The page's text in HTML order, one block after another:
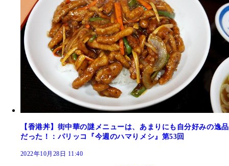
【香港丼】街中華の謎メニューは、あまりにも自分好みの逸品
だった！：パリッコ『今週のハマりメシ』第53回
2022年10月28日 11:40